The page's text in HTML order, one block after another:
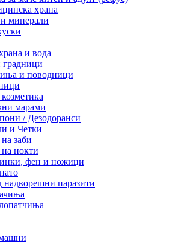
храна
минерали
и вода
и поводници
марами
/ Дезодоранси
и Четки
заби
нокти
фен и ножици
надворешни паразити